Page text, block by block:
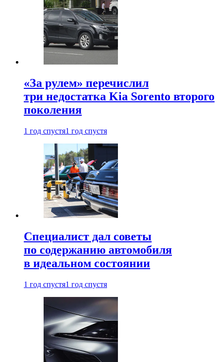
«За рулем» перечислил
три недостатка Kia Sorento второго
поколения
1 год спустя1 год спустя
Специалист дал советы
по содержанию автомобиля
в идеальном состоянии
1 год спустя1 год спустя